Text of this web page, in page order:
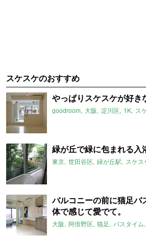
スケスケのおすすめ
やっぱりスケスケが好き
goodroom 大阪 淀川区 1K ス
緑が丘で緑に包まれる入
東京 世田谷区 緑が丘駅 スケス
バルコニーの前に猫足バ
体で感じて愛でて。
大阪 阿倍野区 猫足 バスタイム